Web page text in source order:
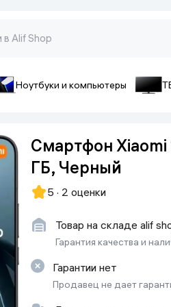
и гаджеты
Ноутбуки и компьютеры
Смартфон Xiaomi
ГБ, Черный
5 · 2 оценки
Товар на складе alif
Гарантия качества и
Гарантии нет
Продавец не дает